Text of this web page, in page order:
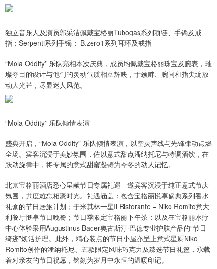
独立音乐人及演员郭采洁佩戴宝格丽Tubogas系列项链、手镯及戒
指；Serpenti系列手镯； B.zero1系列耳环及戒指
“Mola Oddity” 乐队亮相本次庆典，成员均佩戴宝格丽珠宝及腕表，璀
璨夺目的设计与他们的灵动气质相互辉映，于颈畔、腕间和指尖绽放
动人光芒，尽显迷人风范。
“Mola Oddity” 乐队倾情表演
盛典开启，“Mola Oddity” 乐队倾情表演，以空灵声线与先锋律动点燃
全场。宾客沉浸于美妙氛围，佐以意式甜点潘纳托尼与特调酒饮，在
跃动旋律中，将专属的意式甜蜜凝铸为今冬的动人记忆。
北京宝格丽酒店悉心呈献节日专属礼遇，邀宾客沉浸于纯正意式节庆
氛围，共度难忘相聚时光。礼遇涵盖：包含宝格丽悦享盛典系列香水
礼盒的节日居旅计划；于米其林一星Il Ristorante – Niko Romito意大
利餐厅惬享节日晚餐；节日季限定宝格丽下午茶；以及在宝格丽水疗
中心体验采用Augustinus Bader奥古斯汀·巴德专业护肤产品的“节日
绮迹”焕活护理。此外，精心装点的节日小屋亦呈上意式星厨Niko
Romito创作的潘纳托尼、五款限定风味巧克力及臻选节日礼篮，承载
着对亲友的节日祝愿，铭刻为岁月中永恒的温暖印记。